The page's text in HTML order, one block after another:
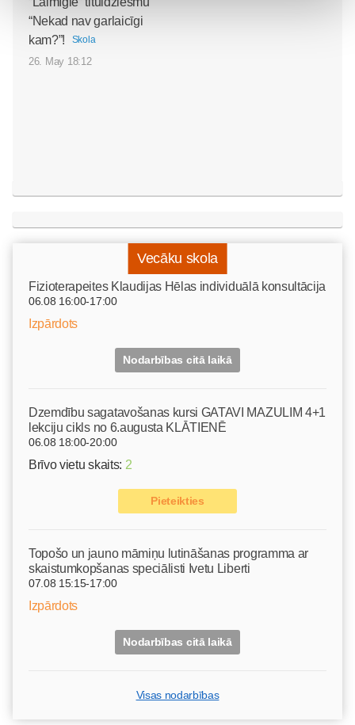
“Nekad nav garlaicīgi
kam?”!
Skola
26. May 18:12
Vecāku skola
Fizioterapeites Klaudijas Hēlas individuālā konsultācija
06.08 16:00-17:00
Izpārdots
Nodarbības citā laikā
Dzemdību sagatavošanas kursi GATAVI MAZULIM 4+1
lekciju cikls no 6.augusta KLĀTIENĒ
06.08 18:00-20:00
Brīvo vietu skaits: 2
Pieteikties
Topošo un jauno māmiņu lutināšanas programma ar
skaistumkopšanas speciālisti Ivetu Liberti
07.08 15:15-17:00
Izpārdots
Nodarbības citā laikā
Visas nodarbības